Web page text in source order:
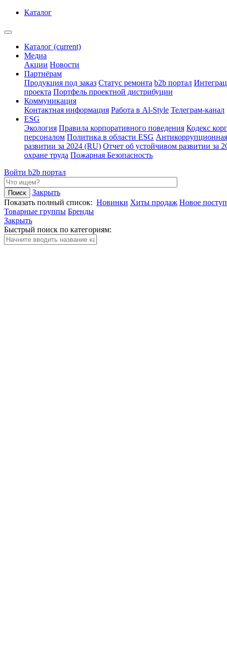
Каталог
Каталог (current)
Медиа
Акции Новости
Партнёрам
Продукция под заказ Статус ремонта b2b портал
проекта Портфель проектной дистрибуции
Коммуникация
Контактная информация Работа в Al-Style Телеграм-канал
ESG
Экология Правила корпоративного поведения Кодекс
персоналом Политика в области ESG
развитии за 2024 (RU) Отчет об устойчивом развитии за
охране труда Пожарная Безопасность
Войти b2b портал
Закрыть
Показать полный список: Новинки Хиты продаж Новое
Товарные группы Бренды
Закрыть
Быстрый поиск по категориям: